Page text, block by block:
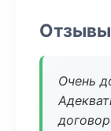
Отзывы
Очень